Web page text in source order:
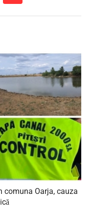
comuna Oarja, cauza